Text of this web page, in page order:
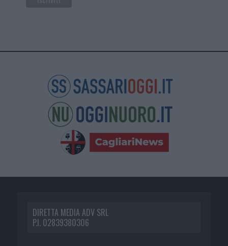
DIRETTA MEDIA ADV SRL
P.I. 02839380306